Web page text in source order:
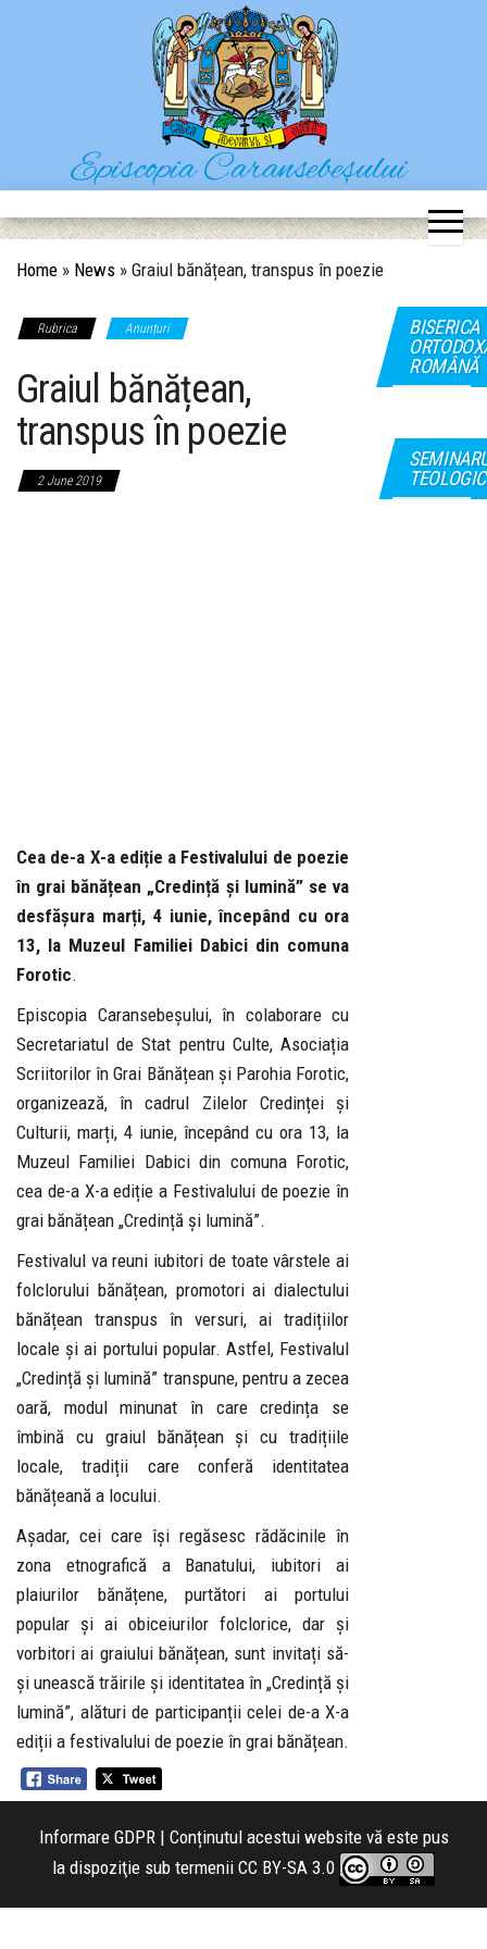
Episcopia Caransebeșului
Situl oficial al Episcopiei Caransebeșului
Home » News » Graiul bănățean, transpus în poezie
Rubrica Anunțuri
Graiul bănățean,
transpus în poezie
2 June 2019
Cea de-a X-a ediție a Festivalului de poezie
în grai bănățean „Credință și lumină” se va
desfășura marți, 4 iunie, începând cu ora
13, la Muzeul Familiei Dabici din comuna
Forotic.
Episcopia Caransebeșului, în colaborare cu
Secretariatul de Stat pentru Culte, Asociația
Scriitorilor în Grai Bănățean și Parohia Forotic,
organizează, în cadrul Zilelor Credinței și
Culturii, marți, 4 iunie, începând cu ora 13, la
Muzeul Familiei Dabici din comuna Forotic,
cea de-a X-a ediție a Festivalului de poezie în
grai bănățean „Credință și lumină”.
Festivalul va reuni iubitori de toate vârstele ai
folclorului bănățean, promotori ai dialectului
bănățean transpus în versuri, ai tradițiilor
locale și ai portului popular. Astfel, Festivalul
„Credință și lumină” transpune, pentru a zecea
oară, modul minunat în care credința se
îmbină cu graiul bănățean și cu tradițiile
locale, tradiții care conferă identitatea
bănățeană a locului.
Așadar, cei care își regăsesc rădăcinile în
zona etnografică a Banatului, iubitori ai
plaiurilor bănățene, purtători ai portului
popular și ai obiceiurilor folclorice, dar și
vorbitori ai graiului bănățean, sunt invitați să-
și unească trăirile și identitatea în „Credință și
lumină”, alături de participanții celei de-a X-a
ediții a festivalului de poezie în grai bănățean.
BISERICA
ROMÂNĂ
TEOLOGIC
Informare GDPR| Conținutul acestui website vă este pus
la dispoziţie sub termenii CC BY-SA 3.0